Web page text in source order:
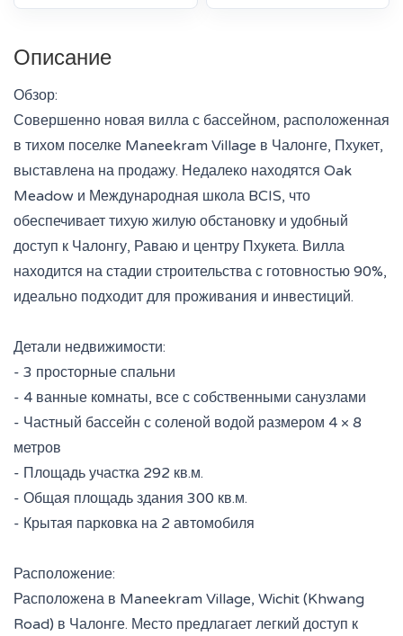
Описание
Обзор:
Совершенно новая вилла с бассейном, расположенная
в тихом поселке Maneekram Village в Чалонге, Пхукет,
выставлена на продажу. Недалеко находятся Oak
Meadow и Международная школа BCIS, что
обеспечивает тихую жилую обстановку и удобный
доступ к Чалонгу, Раваю и центру Пхукета. Вилла
находится на стадии строительства с готовностью 90%,
идеально подходит для проживания и инвестиций.
Детали недвижимости:
- 3 просторные спальни
- 4 ванные комнаты, все с собственными санузлами
- Частный бассейн с соленой водой размером 4 × 8
метров
- Площадь участка 292 кв.м.
- Общая площадь здания 300 кв.м.
- Крытая парковка на 2 автомобиля
Расположение:
Расположена в Maneekram Village, Wichit (Khwang
Road) в Чалонге. Место предлагает легкий доступ к